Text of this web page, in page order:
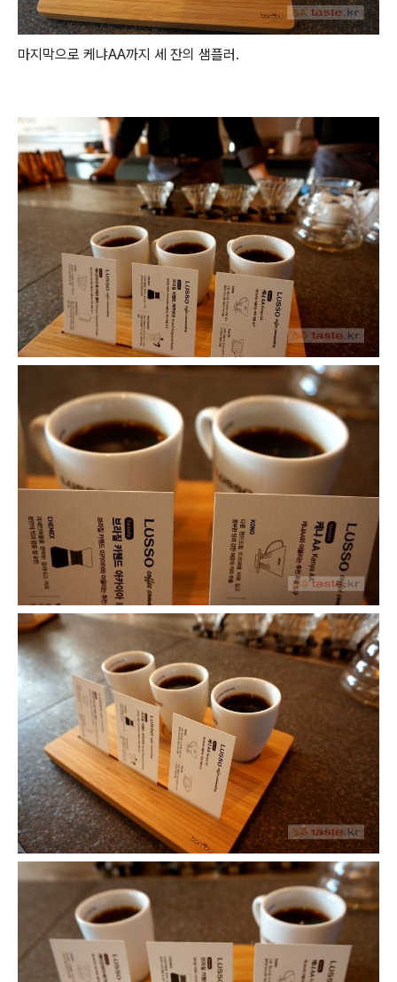
마지막으로 케냐AA까지 세 잔의 샘플러.